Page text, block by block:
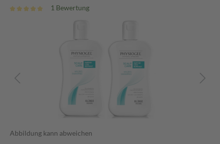
1 Bewertung
Abbildung kann abweichen